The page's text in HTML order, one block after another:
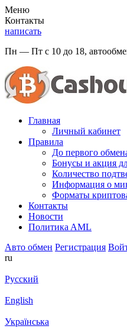
Меню
Контакты
написать
Пн — Пт с 10 до 18,
Главная
Личный кабинет
Правила
До первого
Бонусы и акция
Количество
Информация о
Форматы
Контакты
Новости
Политикa AML
Авто обмен Регистрация
ru
Русский
English
Українська